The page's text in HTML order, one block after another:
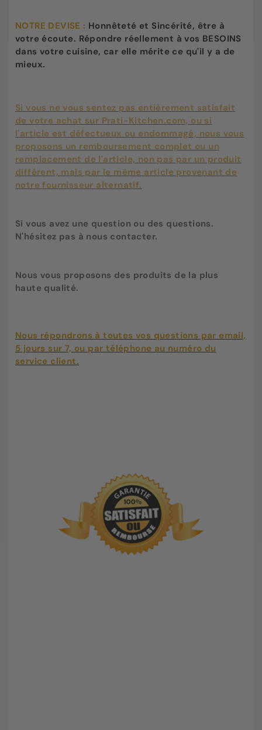
NOTRE DEVISE : Honnêteté et Sincérité, être à
votre écoute. Répondre réellement à vos BESOINS
dans votre cuisine, car elle mérite ce qu'il y a de
mieux.
Si vous ne vous sentez pas entièrement satisfait
de votre achat sur Prati-Kitchen.com, ou si
l'article est défectueux ou endommagé, nous vous
proposons un remboursement complet ou un
remplacement de l'article, non pas par un produit
différent, mais par le même article provenant de
notre fournisseur alternatif.
Si vous avez une question ou des questions.
N'hésitez pas à nous contacter.
Nous vous proposons des produits de la plus
haute qualité.
Nous répondrons à toutes vos questions par email,
5 jours sur 7, ou par téléphone au numéro du
service client.